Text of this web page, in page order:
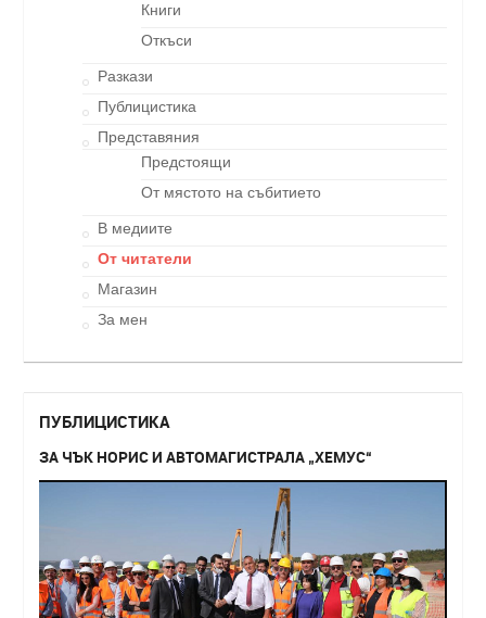
Книги
Откъси
Разкази
Публицистика
Представяния
Предстоящи
От мястото на събитието
В медиите
От читатели
Магазин
За мен
ПУБЛИЦИСТИКА
ЗА ЧЪК НОРИС И АВТОМАГИСТРАЛА „ХЕМУС“